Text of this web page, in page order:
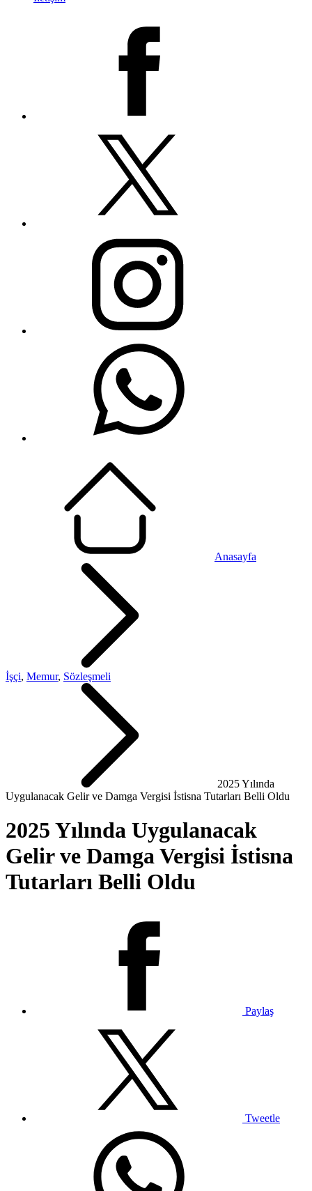
Anasayfa
İşçi, Memur, Sözleşmeli
2025 Yılında
Uygulanacak Gelir ve Damga Vergisi İstisna Tutarları Belli Oldu
2025 Yılında Uygulanacak
Gelir ve Damga Vergisi İstisna
Tutarları Belli Oldu
Paylaş
Tweetle